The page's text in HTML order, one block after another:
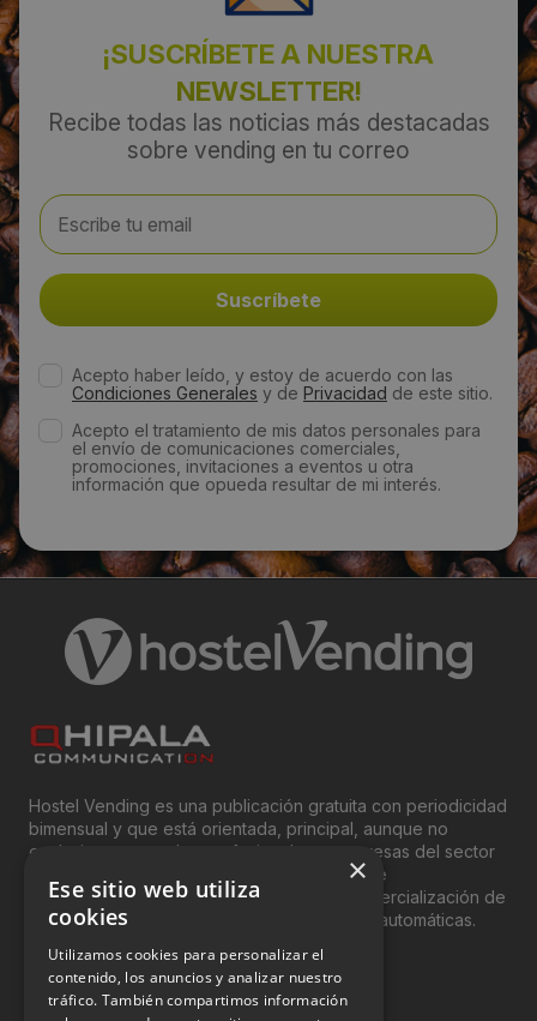
Provincia:
País:
España
983111660
Email:
larnafood@gmail.com
Visitas a producto:
Fecha de publicación de producto:
¡SUSCRÍBETE A NUESTRA
NEWSLETTER!
Recibe todas las noticias más destacadas
sobre vending en tu correo
Acepto haber leído, y estoy de acuerdo con las
Condiciones Generales y de Privacidad de este sitio.
Acepto el tratamiento de mis datos personales para
el envío de comunicaciones comerciales,
promociones, invitaciones a eventos u otra
información que opueda resultar de mi interés.
Hostel Vending es una publicación gratuita con periodicidad
bimensual y que está orientada, principal, aunque no
exclusivamente, a los profesionales y empresas del sector
del “Vending”; nombre con el que se conoce
genéricamente entre profesionales a la comercialización de
productos y servicios a través de máquinas automáticas.
INFORMACIÓN LEGAL
×
Ese sitio web utiliza
cookies
Utilizamos cookies para personalizar el
contenido, los anuncios y analizar nuestro
tráfico. También compartimos información